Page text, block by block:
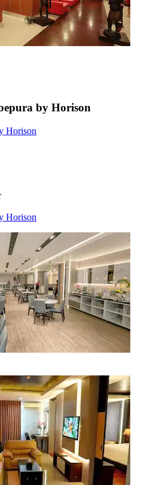
by Horison
Horison
Horison